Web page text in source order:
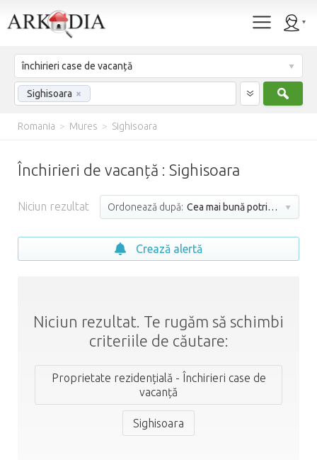
închirieri case de vacanță
Sighisoara ×
Romania > Mures > Sighisoara
Închirieri de vacanță : Sighisoara
Niciun rezultat Ordonează după: Cea mai bună potrivire
Crează alertă
Niciun rezultat. Te rugăm să schimbi
criteriile de căutare:
Proprietate rezidențială - Închirieri case de
vacanță
Sighisoara